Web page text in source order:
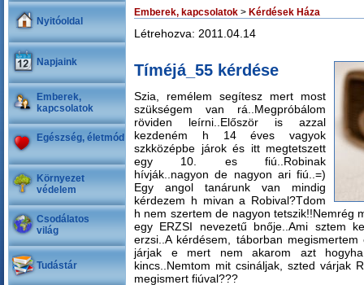
Nyitóoldal
Napjaink
Emberek,
kapcsolatok
Egészség, életmód
Környezet
védelem
Csodálatos
világ
Tudástár
Emberek, kapcsolatok > Kérdések Háza
Létrehozva: 2011.04.14
Tíméjá_55 kérdése
Szia, remélem segítesz mert most
szükségem van rá..Megpróbálom
röviden leírni..Először is azzal
kezdeném h 14 éves vagyok
szkközépbe járok és itt megtetszett
egy 10. es fiú..Robinak
hívják..nagyon de nagyon ari fiú..=)
Egy angol tanárunk van mindig
kérdezem h mivan a Robival?Tdom
h nem szertem de nagyon tetszik!!Nemrég
egy ERZSI nevezetű bnője..Ami sztem
erzsi..A kérdésem, táborban
járjak e mert nem akarom azt
kincs..Nemtom mit csináljak, szted várjak
megismert fiúval???